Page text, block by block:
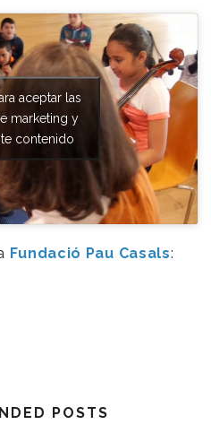
aceptar las
marketing y
contenido
Fundació Pau Casals:
POSTS